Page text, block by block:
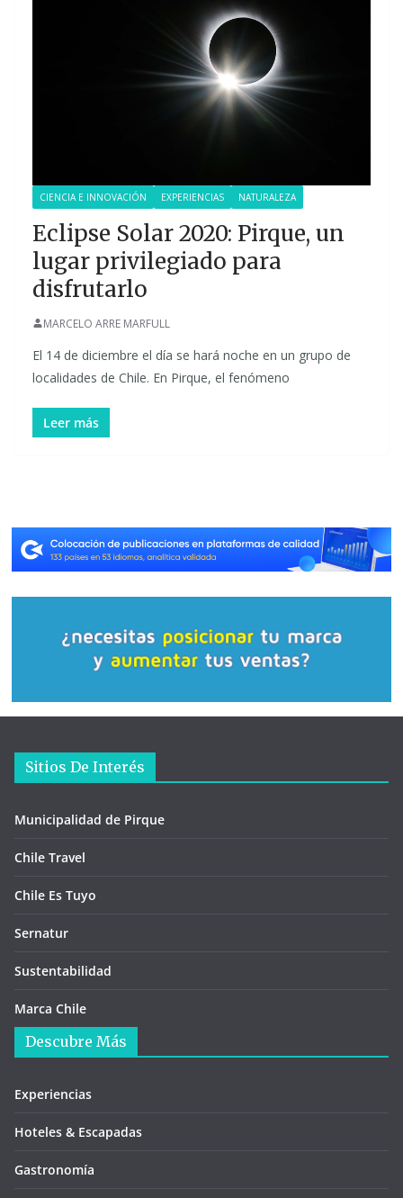
CIENCIA E INNOVACIÓN EXPERIENCIAS NATURALEZA
Eclipse Solar 2020: Pirque, un
lugar privilegiado para
disfrutarlo
MARCELO ARRE MARFULL
El 14 de diciembre el día se hará noche en un grupo de
localidades de Chile. En Pirque, el fenómeno
Leer más
Sitios De Interés
Municipalidad de Pirque
Chile Travel
Chile Es Tuyo
Sernatur
Sustentabilidad
Marca Chile
Descubre Más
Experiencias
Hoteles & Escapadas
Gastronomía